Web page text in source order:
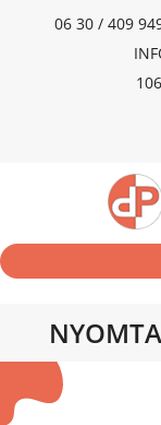
06 30 / 409